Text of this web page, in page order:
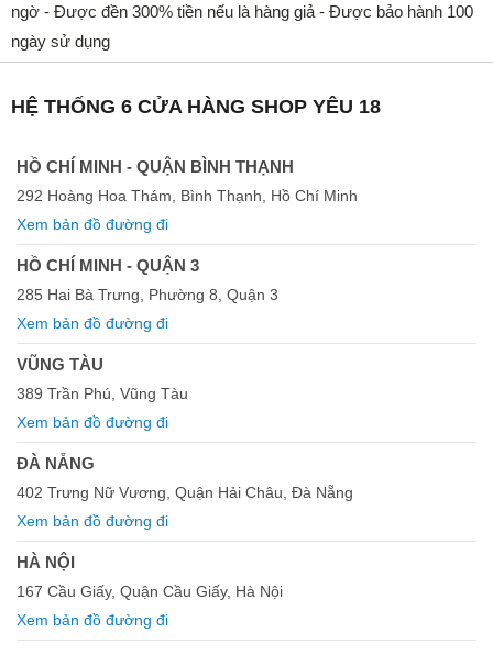
ngờ - Được đền 300% tiền nếu là hàng giả - Được bảo hành 100
ngày sử dụng
HỆ THỐNG 6 CỬA HÀNG SHOP YÊU 18
HỒ CHÍ MINH - QUẬN BÌNH THẠNH
292 Hoàng Hoa Thám, Bình Thạnh, Hồ Chí Minh
Xem bản đồ đường đi
HỒ CHÍ MINH - QUẬN 3
285 Hai Bà Trưng, Phường 8, Quận 3
Xem bản đồ đường đi
VŨNG TÀU
389 Trần Phú, Vũng Tàu
Xem bản đồ đường đi
ĐÀ NẴNG
402 Trưng Nữ Vương, Quận Hải Châu, Đà Nẵng
Xem bản đồ đường đi
HÀ NỘI
167 Cầu Giấy, Quận Cầu Giấy, Hà Nội
Xem bản đồ đường đi